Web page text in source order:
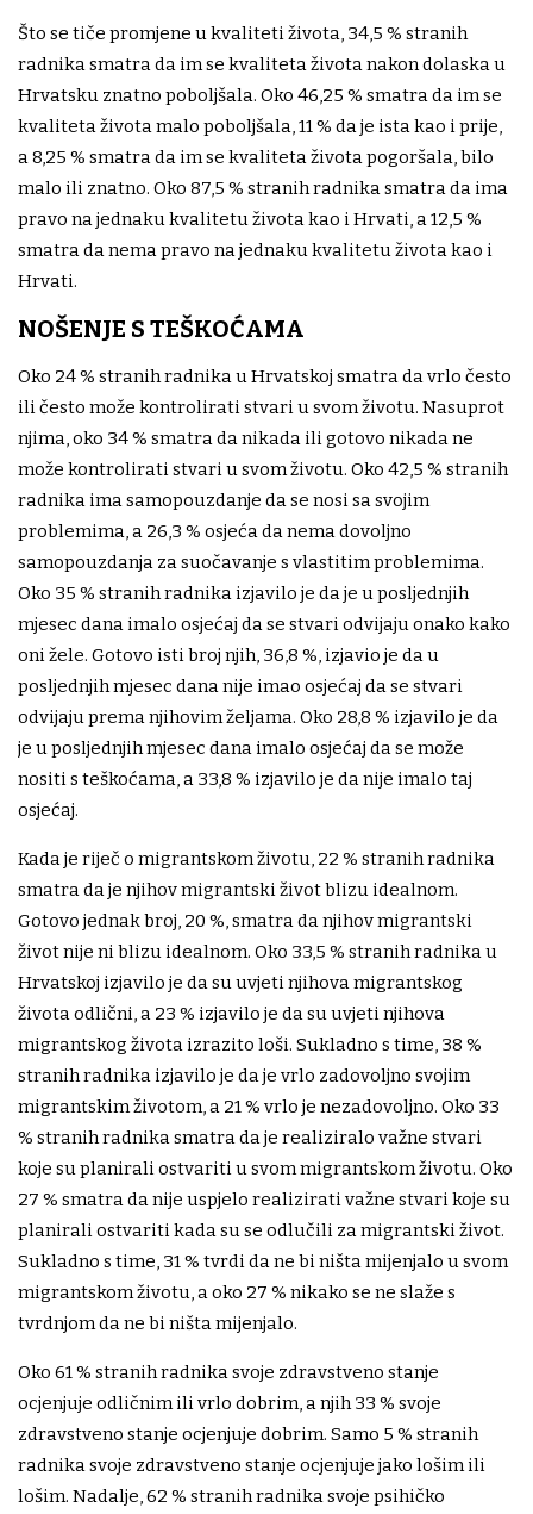
Što se tiče promjene u kvaliteti života, 34,5 % stranih
radnika smatra da im se kvaliteta života nakon dolaska u
Hrvatsku znatno poboljšala. Oko 46,25 % smatra da im se
kvaliteta života malo poboljšala, 11 % da je ista kao i prije,
a 8,25 % smatra da im se kvaliteta života pogoršala, bilo
malo ili znatno. Oko 87,5 % stranih radnika smatra da ima
pravo na jednaku kvalitetu života kao i Hrvati, a 12,5 %
smatra da nema pravo na jednaku kvalitetu života kao i
Hrvati.
NOŠENJE S TEŠKOĆAMA
Oko 24 % stranih radnika u Hrvatskoj smatra da vrlo često
ili često može kontrolirati stvari u svom životu. Nasuprot
njima, oko 34 % smatra da nikada ili gotovo nikada ne
može kontrolirati stvari u svom životu. Oko 42,5 % stranih
radnika ima samopouzdanje da se nosi sa svojim
problemima, a 26,3 % osjeća da nema dovoljno
samopouzdanja za suočavanje s vlastitim problemima.
Oko 35 % stranih radnika izjavilo je da je u posljednjih
mjesec dana imalo osjećaj da se stvari odvijaju onako kako
oni žele. Gotovo isti broj njih, 36,8 %, izjavio je da u
posljednjih mjesec dana nije imao osjećaj da se stvari
odvijaju prema njihovim željama. Oko 28,8 % izjavilo je da
je u posljednjih mjesec dana imalo osjećaj da se može
nositi s teškoćama, a 33,8 % izjavilo je da nije imalo taj
osjećaj.
Kada je riječ o migrantskom životu, 22 % stranih radnika
smatra da je njihov migrantski život blizu idealnom.
Gotovo jednak broj, 20 %, smatra da njihov migrantski
život nije ni blizu idealnom. Oko 33,5 % stranih radnika u
Hrvatskoj izjavilo je da su uvjeti njihova migrantskog
života odlični, a 23 % izjavilo je da su uvjeti njihova
migrantskog života izrazito loši. Sukladno s time, 38 %
stranih radnika izjavilo je da je vrlo zadovoljno svojim
migrantskim životom, a 21 % vrlo je nezadovoljno. Oko 33
% stranih radnika smatra da je realiziralo važne stvari
koje su planirali ostvariti u svom migrantskom životu. Oko
27 % smatra da nije uspjelo realizirati važne stvari koje su
planirali ostvariti kada su se odlučili za migrantski život.
Sukladno s time, 31 % tvrdi da ne bi ništa mijenjalo u svom
migrantskom životu, a oko 27 % nikako se ne slaže s
tvrdnjom da ne bi ništa mijenjalo.
Oko 61 % stranih radnika svoje zdravstveno stanje
ocjenjuje odličnim ili vrlo dobrim, a njih 33 % svoje
zdravstveno stanje ocjenjuje dobrim. Samo 5 % stranih
radnika svoje zdravstveno stanje ocjenjuje jako lošim ili
lošim. Nadalje, 62 % stranih radnika svoje psihičko